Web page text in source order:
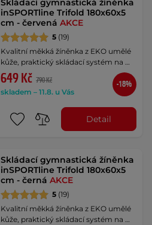
Skládací gymnastická žíněnka
inSPORTline Trifold 180x60x5
cm - červenáAKCE
5 (19)
Kvalitní měkká žíněnka z EKO umělé
kůže, praktický skládací systém na …
649 Kč 790 Kč
skladem – 11.8. u Vás
-18%
Detail
Skládací gymnastická žíněnka
inSPORTline Trifold 180x60x5
cm - černáAKCE
5 (19)
Kvalitní měkká žíněnka z EKO umělé
kůže, praktický skládací systém na …